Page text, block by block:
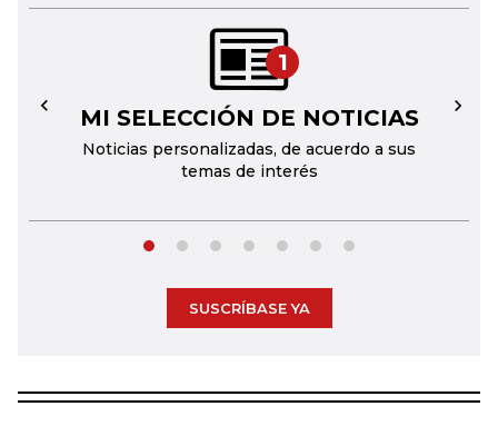
1
MI SELECCIÓN DE NOTICIAS
Noticias personalizadas, de acuerdo a sus
temas de interés
← →
SUSCRÍBASE YA